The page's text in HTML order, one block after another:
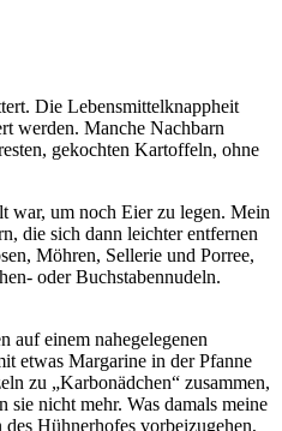
Die Lebensmittelknappheit
werden. Manche Nachbarn
gekochten Kartoffeln, ohne
war, um noch Eier zu legen. Mein
die sich dann leichter entfernen
Möhren, Sellerie und Porree,
oder Buchstabennudeln.
auf einem nahegelegenen
etwas Margarine in der Pfanne
zu
Karbonädchen
zusammen,
sie nicht mehr. Was damals meine
Hühnerhofes vorbeizugehen,